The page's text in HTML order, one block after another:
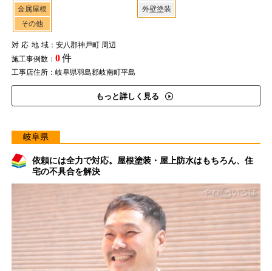
金属屋根
その他
外壁塗装
対応地域：安八郡神戸町 周辺
施工事例数： 0件
工事店住所：岐阜県羽島郡岐南町平島
もっと詳しく見る
岐阜県
依頼には全力で対応。屋根塗装・屋上防水はもちろん、住
宅の不具合を解決